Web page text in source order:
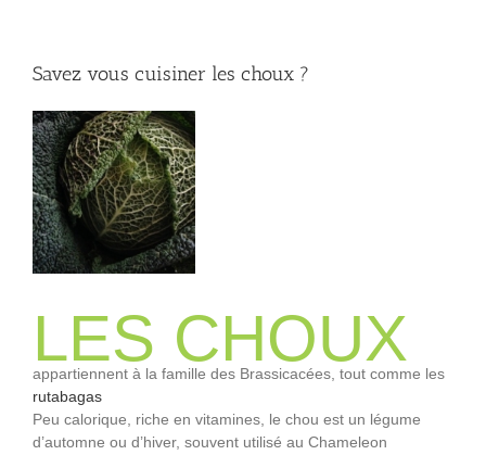
Savez vous cuisiner les choux ?
LES CHOUX
appartiennent à la famille des Brassicacées, tout comme les
rutabagas
Peu calorique, riche en vitamines, le chou est un légume
d’automne ou d’hiver, souvent utilisé au Chameleon